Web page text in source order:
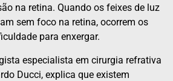
na retina. Quando os feixes de luz
sem foco na retina, ocorrem os
para enxergar.
especialista em cirurgia refrativa
Ducci, explica que existem